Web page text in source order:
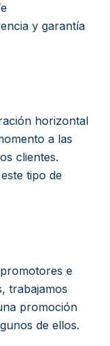
y garantía
horizontal
a las
clientes.
tipo de
e
trabajamos
promoción
de ellos.